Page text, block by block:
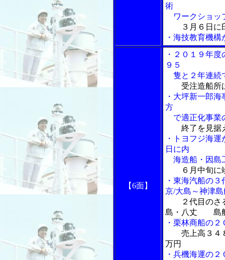
術
ワークショッ
３月６日
・海技教育機
【6面】
・２０１９年
９５
隻と２年連続
受注造船所
・大坪新一郎
方
で適正化事業
終了を見据
・トヨフジ海
日に内
海造船・因島
６月中旬
・東海汽船の
京/大島～神津
２代目の
島・八丈 島航
・栗林商船の
売上高３４
万円
・兵機海運の